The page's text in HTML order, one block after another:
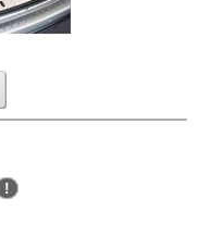
!